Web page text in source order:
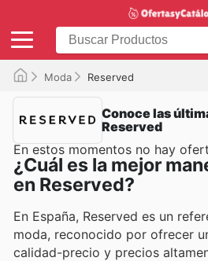
Moda Reserved
Conoce las
Reserved
En estos momentos no hay
¿Cuál es la mejor
en Reserved?
En España, Reserved es un
moda, reconocido por ofrecer
calidad-precio y precios